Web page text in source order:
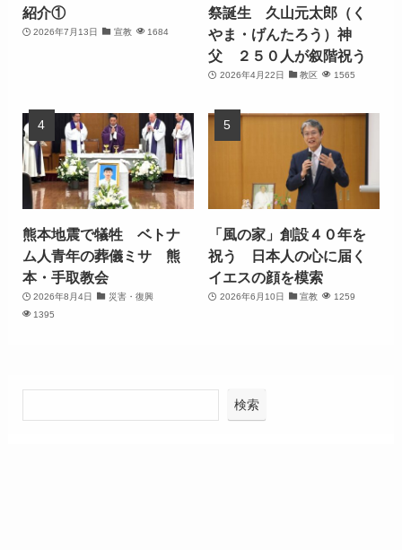
紹介①
2026年7月13日 宣教 1684
祭誕生 久山元太郎（く
やま・げんたろう）神
父 ２５０人が叙階祝う
2026年4月22日 教区 1565
熊本地震で犠牲 ベトナ
ム人青年の葬儀ミサ 熊
本・手取教会
2026年8月4日
災害・復興
1395
「風の家」創設４０年を
祝う 日本人の心に届く
イエスの顔を模索
2026年6月10日 宣教 1259
検索